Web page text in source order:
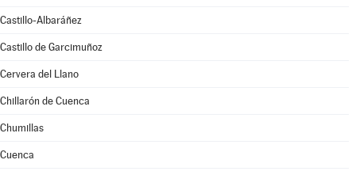
Castillo-Albaráñez
Castillo de Garcimuñoz
Cervera del Llano
Chillarón de Cuenca
Chumillas
Cuenca